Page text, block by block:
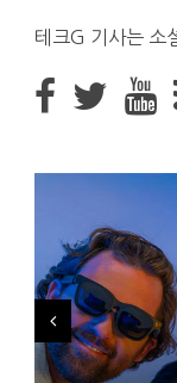
테크G 기사는 소